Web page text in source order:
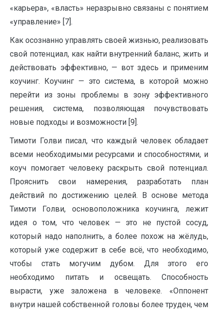
«карьера», «власть» неразрывно связаны с понятием
«управление» [7].
Как осознанно управлять своей жизнью, реализовать
свой потенциал, как найти внутренний баланс, жить и
действовать эффективно, — вот здесь и применим
коучинг. Коучинг — это система, в которой можно
перейти из зоны проблемы в зону эффективного
решения, система, позволяющая почувствовать
новые подходы и возможности [9].
Тимоти Голви писал, что каждый человек обладает
всеми необходимыми ресурсами и способностями, и
коуч помогает человеку раскрыть свой потенциал.
Прояснить свои намерения, разработать план
действий по достижению целей. В основе метода
Тимоти Голви, основоположника коучинга, лежит
идея о том, что человек — это не пустой сосуд,
который надо наполнить, а более похож на жёлудь,
который уже содержит в себе всё, что необходимо,
чтобы стать могучим дубом. Для этого его
необходимо питать и освещать. Способность
вырасти, уже заложена в человеке. «Оппонент
внутри нашей собственной головы более труден, чем